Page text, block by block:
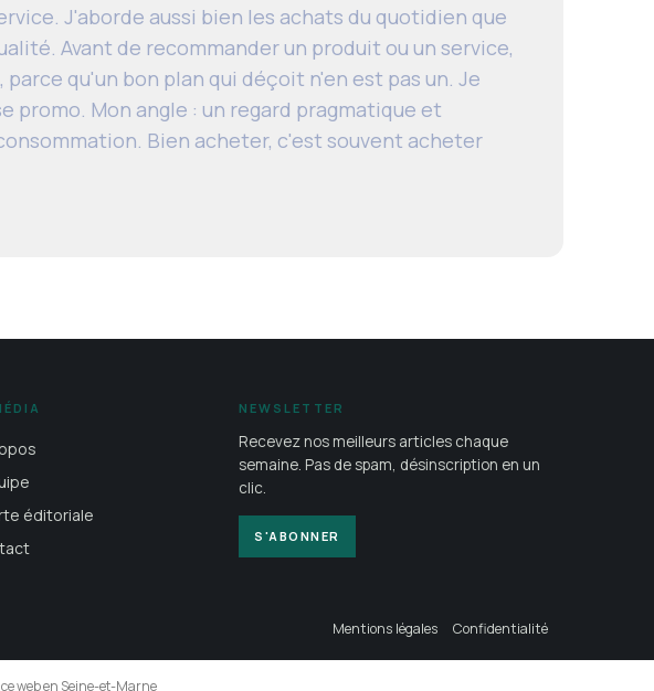
J'aborde aussi bien les achats du quotidien que
Avant de recommander un produit ou un service,
qu'un bon plan qui déçoit n'en est pas un. Je
promo. Mon angle : un regard pragmatique et
Bien acheter, c'est souvent acheter
éditoriale
NEWSLETTER
Recevez nos meilleurs articles chaque
semaine. Pas de spam, désinscription en un
clic.
S'ABONNER
Mentions légales Confidentialité
web en Seine-et-Marne